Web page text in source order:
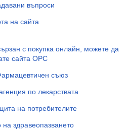
въпроси
на сайта
с покупка онлайн, можете да
сайта ОРС
съюз
по лекарствата
на потребителите
на здравеопазването